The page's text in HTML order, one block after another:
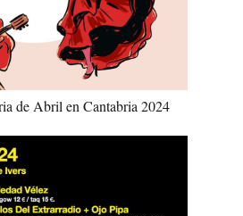
de Abril en Cantabria 2024